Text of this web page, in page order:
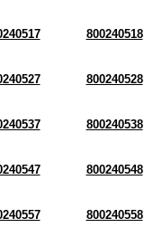
800240518
800240528
800240538
800240548
800240558